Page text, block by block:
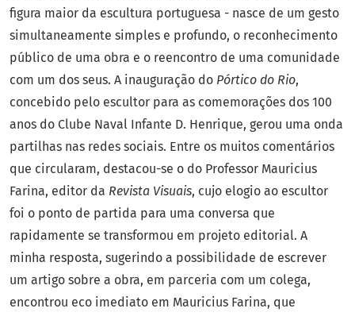
figura maior da escultura portuguesa - nasce de um gesto
simultaneamente simples e profundo, o reconhecimento
público de uma obra e o reencontro de uma comunidade
com um dos seus. A inauguração do Pórtico do Rio,
concebido pelo escultor para as comemorações dos 100
anos do Clube Naval Infante D. Henrique, gerou uma onda
partilhas nas redes sociais. Entre os muitos comentários
que circularam, destacou-se o do Professor Mauricius
Farina, editor da Revista Visuais, cujo elogio ao escultor
foi o ponto de partida para uma conversa que
rapidamente se transformou em projeto editorial. A
minha resposta, sugerindo a possibilidade de escrever
um artigo sobre a obra, em parceria com um colega,
encontrou eco imediato em Mauricius Farina, que